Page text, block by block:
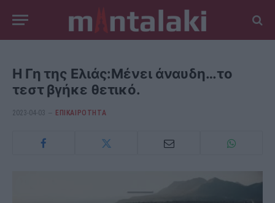
Η Γη της Ελιάς:Μένει άναυδη…το
τεστ βγήκε θετικό.
2023-04-03 ΕΠΙΚΑΙΡΟΤΗΤΑ